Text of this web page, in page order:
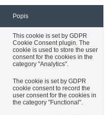
Popis
This cookie is set by GDPR
Cookie Consent plugin. The
cookie is used to store the user
consent for the cookies in the
category "Analytics".
The cookie is set by GDPR
cookie consent to record the
user consent for the cookies in
the category "Functional".